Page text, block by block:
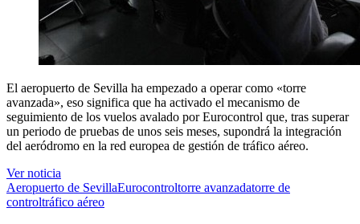
El aeropuerto de Sevilla ha empezado a operar como «torre
avanzada», eso significa que ha activado el mecanismo de
seguimiento de los vuelos avalado por Eurocontrol que, tras superar
un periodo de pruebas de unos seis meses, supondrá la integración
del aeródromo en la red europea de gestión de tráfico aéreo.
Ver noticia
Aeropuerto de SevillaEurocontroltorre avanzadatorre de
controltráfico aéreo